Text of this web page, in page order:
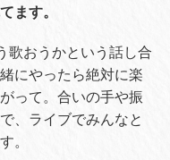
ます。
歌おうかという話し合
にやったら絶対に楽
って。合いの手や振
、ライブでみんなと
。